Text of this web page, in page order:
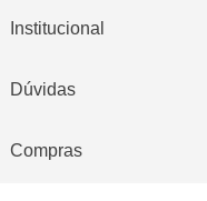
Institucional
Dúvidas
Compras